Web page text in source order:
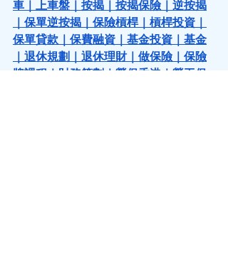
車
上車盤 按揭 按揭保險
逆按揭
保單逆按揭 保險槓桿｜ 槓桿投資
保單貸款
保費融資 基金投資
基金
退休規劃 退休理財｜ 做保險
保險
牌課程 ｜ 財務策劃 ｜ 勞保香港 ｜ 勞工保